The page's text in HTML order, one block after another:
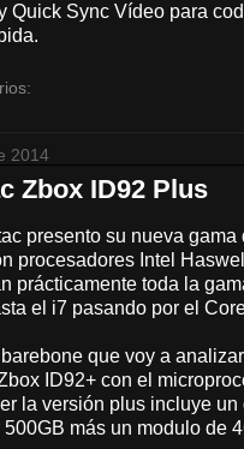
Quick Sync Vídeo para
2014
Zbox ID92 Plus
presento su nueva gama
procesadores Intel
prácticamente toda la
el i7 pasando por el
que voy a
ID92+ con el
la versión plus incluye un
500GB más un modulo de